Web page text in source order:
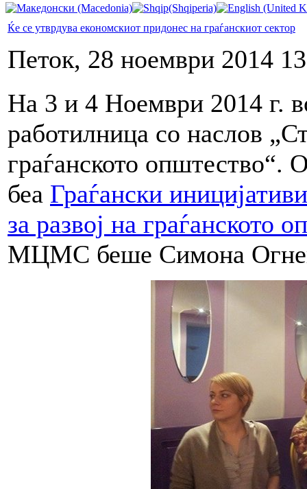
Ќе се утврдува економскиот придонес на граѓанскиот сектор
Петок, 28 ноември 2014
На 3 и 4 Ноември 2014 г.
работилница со наслов
граѓанското општество“.
беа Граѓански иницијативи
за развој на граѓанското
МЦМС беше Симона